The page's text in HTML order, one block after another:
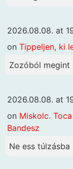
2026.08.08. at
on Tippeljen, ki
Zozóból megint
2026.08.08. at
on Miskolc.
Bandesz
Ne ess túlzásba